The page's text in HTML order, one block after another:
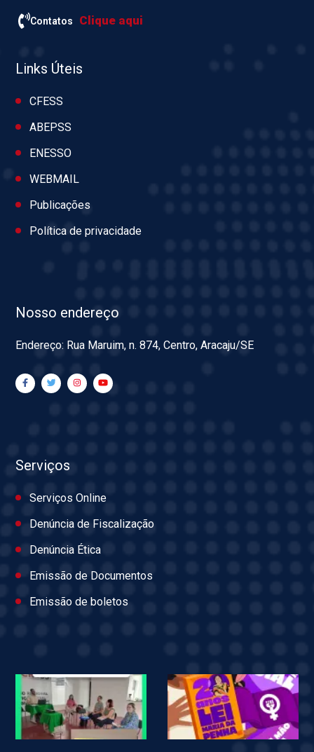
Contatos Clique aqui
Links Úteis
CFESS
ABEPSS
ENESSO
WEBMAIL
Publicações
Política de privacidade
Nosso endereço
Endereço: Rua Maruim, n. 874, Centro, Aracaju/SE
Serviços
Serviços Online
Denúncia de Fiscalização
Denúncia Ética
Emissão de Documentos
Emissão de boletos